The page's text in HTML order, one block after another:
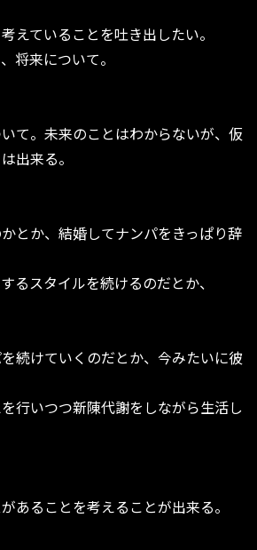
えていることを吐き出したい。
将来について。
て。未来のことはわからないが、仮
出来る。
とか、結婚してナンパをきっぱり辞
るスタイルを続けるのだとか、
続けていくのだとか、今みたいに彼
行いつつ新陳代謝をしながら生活し
あることを考えることが出来る。